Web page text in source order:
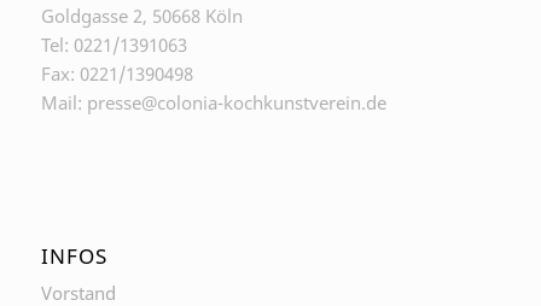
Goldgasse 2, 50668 Köln
Tel: 0221/1391063
Fax: 0221/1390498
Mail: presse@colonia-kochkunstverein.de
INFOS
Vorstand